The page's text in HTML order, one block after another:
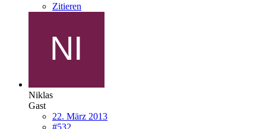
Zitieren
Niklas
Gast
22. März 2013
#532